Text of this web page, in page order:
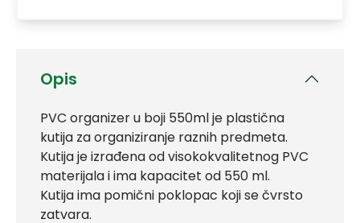
Opis
PVC organizer u boji 550ml je plastična
kutija za organiziranje raznih predmeta.
Kutija je izrađena od visokokvalitetnog PVC
materijala i ima kapacitet od 550 ml.
Kutija ima pomični poklopac koji se čvrsto
zatvara.